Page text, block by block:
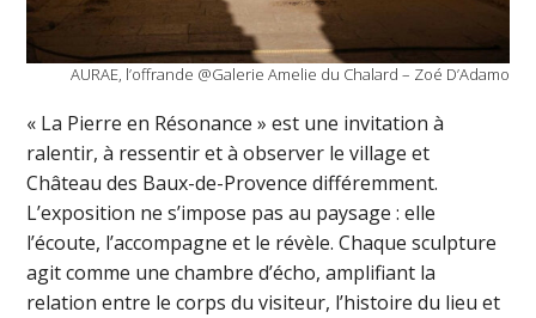
AURAE, l’offrande @Galerie Amelie du Chalard – Zoé D’Adamo
« La Pierre en Résonance » est une invitation à
ralentir, à ressentir et à observer le village et
Château des Baux-de-Provence différemment.
L’exposition ne s’impose pas au paysage : elle
l’écoute, l’accompagne et le révèle. Chaque sculpture
agit comme une chambre d’écho, amplifiant la
relation entre le corps du visiteur, l’histoire du lieu et